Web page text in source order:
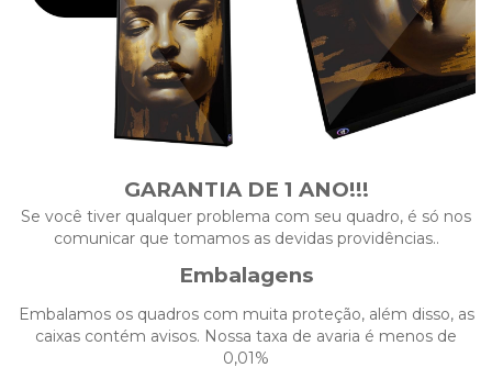
GARANTIA DE 1 ANO!!!
Se você tiver qualquer problema com seu quadro, é só nos
comunicar que tomamos as devidas providências..
Embalagens
Embalamos os quadros com muita proteção, além disso, as
caixas contém avisos. Nossa taxa de avaria é menos de
0,01%